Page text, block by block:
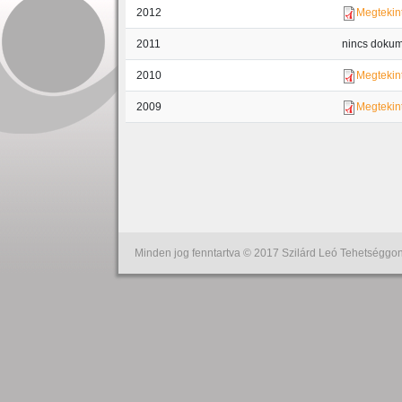
2012
2011 nincs
2010
2009
Minden jog fenntartva © 2017 Szilárd Leó